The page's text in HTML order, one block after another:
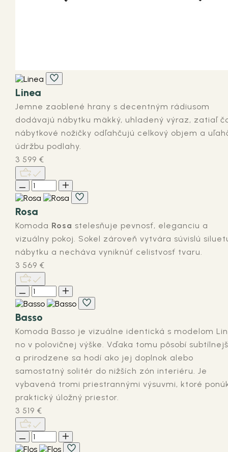
Linea
Jemne zaoblené hrany s decentným rádiusom
dodávajú nábytku mäkký, uhladený výraz, zatiaľ
nábytkové nožičky odľahčujú celkový objem a
údržbu podlahy.
3 599 €
Rosa
Komoda Rosa stelesňuje pevnosť, eleganciu a
vizuálny pokoj. Sokel zároveň vytvára súvislú
nábytku a necháva vyniknúť celistvosť tvaru.
3 569 €
Basso
Komoda Basso je vizuálne identická s modelom
no v polovičnej výške. Vďaka tomu pôsobí
a prirodzene sa hodí ako jej doplnok alebo
samostatný solitér do nižších zón interiéru. Je
vybavená tromi priestrannými výsuvmi, ktoré
praktický úložný priestor.
3 519 €